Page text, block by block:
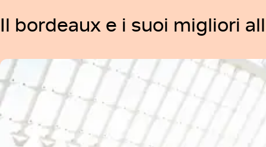
Il bordeaux e i suoi migliori